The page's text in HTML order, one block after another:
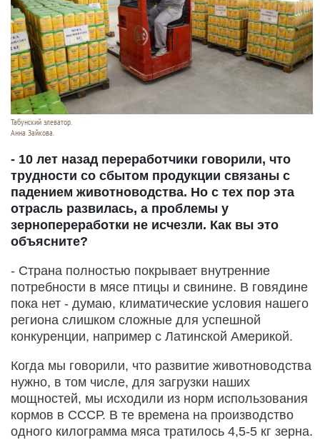
Табунский элеватор.
Анна Зайкова.
- 10 лет назад переработчики говорили, что
трудности со сбытом продукции связаны с
падением животноводства. Но с тех пор эта
отрасль развилась, а проблемы у
зернопереработки не исчезли. Как вы это
объясните?
- Страна полностью покрывает внутренние
потребности в мясе птицы и свинине. В говядине
пока нет - думаю, климатические условия нашего
региона слишком сложные для успешной
конкуренции, например с Латинской Америкой.
Когда мы говорили, что развитие животноводства
нужно, в том числе, для загрузки наших
мощностей, мы исходили из норм использования
кормов в СССР. В те времена на производство
одного килограмма мяса тратилось 4,5-5 кг зерна.